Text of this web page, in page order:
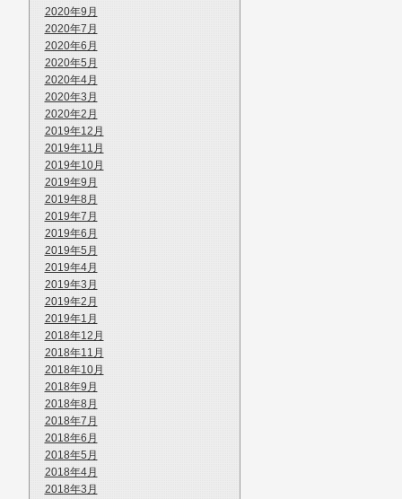
2020年9月
2020年7月
2020年6月
2020年5月
2020年4月
2020年3月
2020年2月
2019年12月
2019年11月
2019年10月
2019年9月
2019年8月
2019年7月
2019年6月
2019年5月
2019年4月
2019年3月
2019年2月
2019年1月
2018年12月
2018年11月
2018年10月
2018年9月
2018年8月
2018年7月
2018年6月
2018年5月
2018年4月
2018年3月